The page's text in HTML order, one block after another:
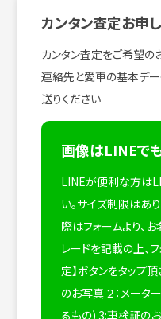
カンタン査定お申
カンタン査定をご希望
連絡先と愛車の基本デ
送りください
画像はLINEで
LINEが便利な方は
い。サイズ制限はあり
際はフォームより、
レードを記載の上、
定】ボタンをタップ
のお写真 ２：メー
るもの) 3:車検証の